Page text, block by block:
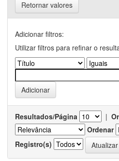
Retornar valores
Adicionar filtros:
Utilizar filtros para refinar o
Resultados/Página |
Ordenar
Registro(s)